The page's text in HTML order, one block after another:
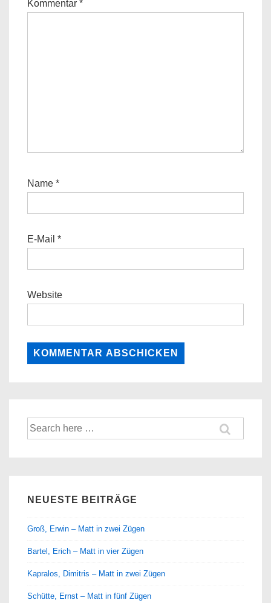
Kommentar *
Name *
E-Mail *
Website
Suche
nach:
NEUESTE BEITRÄGE
Groß, Erwin – Matt in zwei Zügen
Bartel, Erich – Matt in vier Zügen
Kapralos, Dimitris – Matt in zwei Zügen
Schütte, Ernst – Matt in fünf Zügen